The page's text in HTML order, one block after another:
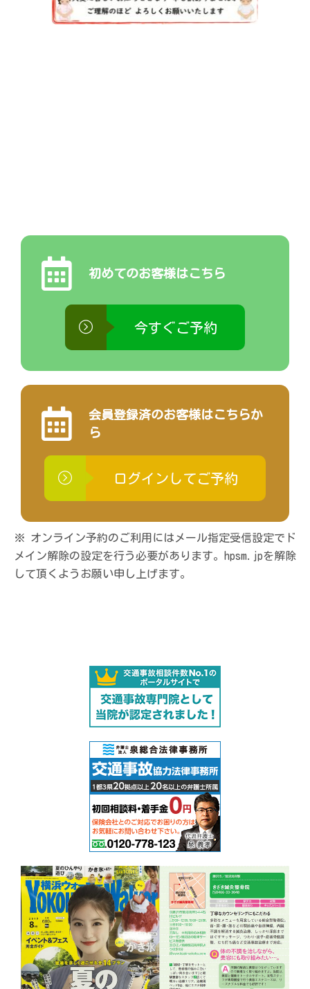
初めてのお客様はこちら
今すぐご予約
会員登録済のお客様はこちらか
ら
ログインしてご予約
※ オンライン予約のご利用にはメール指定受信設定でド
メイン解除の設定を行う必要があります。hpsm.jpを解除
して頂くようお願い申し上げます。